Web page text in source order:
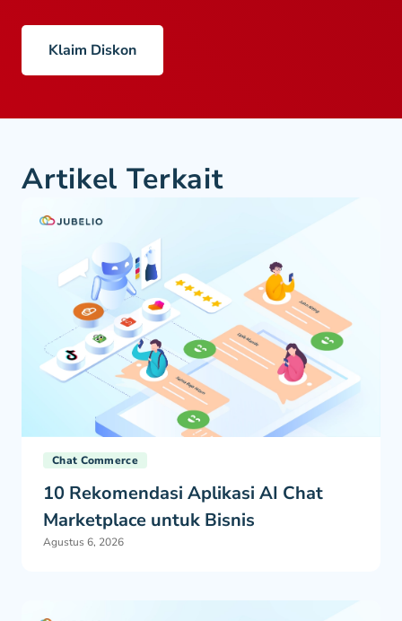
Klaim Diskon
Artikel Terkait
Chat Commerce
10 Rekomendasi Aplikasi AI Chat
Marketplace untuk Bisnis
Agustus 6, 2026